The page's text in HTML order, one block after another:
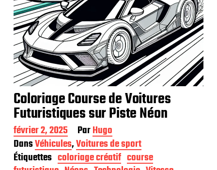
Coloriage Course de Voitures
Futuristiques sur Piste Néon
D
a
t
e
février 2, 2025 ParHugo
DansVéhicules,Voitures de sport
Étiquettes coloriage créatif course